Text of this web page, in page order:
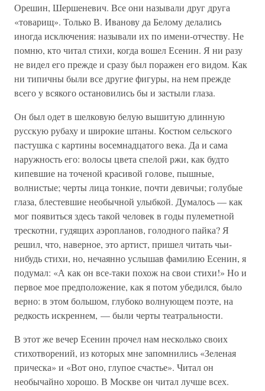
Орешин, Шершеневич. Все они называли друг друга
«товарищ». Только В. Иванову да Белому делались
иногда исключения: называли их по имени-отчеству. Не
помню, кто читал стихи, когда вошел Есенин. Я ни разу
не видел его прежде и сразу был поражен его видом. Как
ни типичны были все другие фигуры, на нем прежде
всего у всякого остановились бы и застыли глаза.
Он был одет в шелковую белую вышитую длинную
русскую рубаху и широкие штаны. Костюм сельского
пастушка с картины восемнадцатого века. Да и сама
наружность его: волосы цвета спелой ржи, как будто
кипевшие на точеной красивой голове, пышные,
волнистые; черты лица тонкие, почти девичьи; голубые
глаза, блестевшие необычной улыбкой. Думалось — как
мог появиться здесь такой человек в годы пулеметной
трескотни, гудящих аэропланов, голодного пайка? Я
решил, что, наверное, это артист, пришел читать чьи-
нибудь стихи, но, нечаянно услышав фамилию Есенин, я
подумал: «А как он все-таки похож на свои стихи!» Но и
первое мое предположение, как я потом убедился, было
верно: в этом большом, глубоко волнующем поэте, на
редкость искреннем, — были черты театральности.
В этот же вечер Есенин прочел нам несколько своих
стихотворений, из которых мне запомнились «Зеленая
прическа» и «Вот оно, глупое счастье». Читал он
необычайно хорошо. В Москве он читал лучше всех.